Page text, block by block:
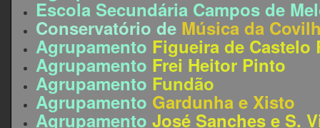
Escola Secundária Campos de
Conservatório de Música da
Agrupamento Figueira de Castelo
Agrupamento Frei Heitor Pinto
Agrupamento Fundão
Agrupamento Gardunha e Xisto
Agrupamento José Sanches e S.